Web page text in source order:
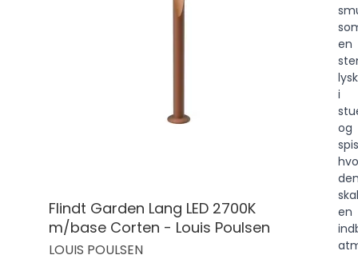
Flindt Garden Lang LED 2700K
m/base Corten - Louis Poulsen
LOUIS POULSEN
en
i
og
en